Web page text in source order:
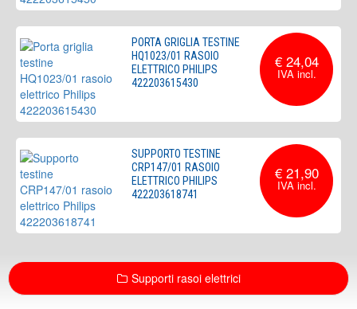
PORTA GRIGLIA TESTINE
HQ1023/01 RASOIO
ELETTRICO PHILIPS
422203615430
€ 24,04
SUPPORTO TESTINE
CRP147/01 RASOIO
ELETTRICO PHILIPS
422203618741
€ 21,90
Supporti rasoi elettrici